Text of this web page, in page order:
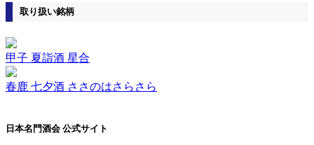
取り扱い銘柄
甲子 夏詣酒 星合
春鹿 七夕酒 ささのはさらさら
日本名門酒会 公式サイト